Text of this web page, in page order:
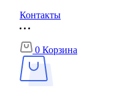
Контакты
0 Корзина